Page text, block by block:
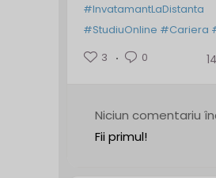
#InvatamantLaDistanta
#StudiuOnline #Cariera
3
0
Niciun comentariu
Fii primul!